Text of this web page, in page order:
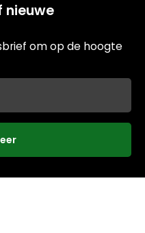
nieuwe
om op de hoogte